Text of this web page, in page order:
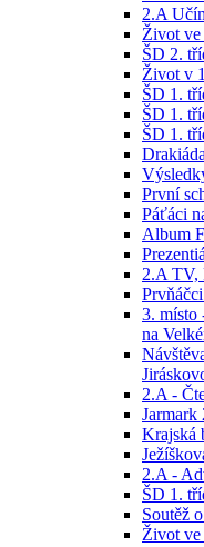
2.A
Život ve
ŠD 2.
Život v
ŠD 1.
ŠD 1.
ŠD 1.
První
Páťáci
Album
2.A TV,
3. místo
na
2.A -
Jarmark
Krajská
2.A -
ŠD 1.
Soutěž
Život